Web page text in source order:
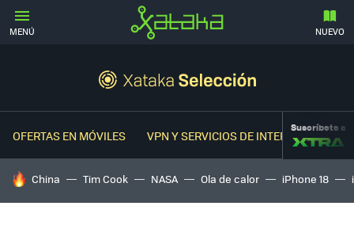
MENÚ NUEVO
OFERTAS EN MÓVILES VPN Y SERVICIOS DE INTERNETSuscríbete a
HOY SE HABLA DE
China Tim Cook NASA Ola de calor iPhone 18